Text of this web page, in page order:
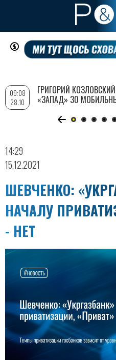
Перейти
содержанию
14:29
15.12.2021
ШЕВЧЕНКО:
НАЧАЛУ
- НЕТ
09:08
28.10
ГРИГОРИЙ
«ЗАПАД» 30